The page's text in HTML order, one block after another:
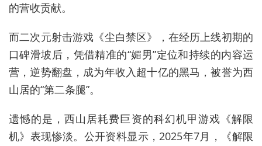
的营收贡献。
而二次元射击游戏《尘白禁区》，在经历上线初期的
口碑滑坡后，凭借精准的“媚男”定位和持续的内容运
营，逆势翻盘，成为年收入超十亿的黑马，被誉为西
山居的“第二条腿”。
遗憾的是，西山居耗费巨资的科幻机甲游戏《解限
机》表现惨淡。公开资料显示，2025年7月，《解限